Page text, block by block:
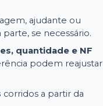
ajudante ou
se necessário.
quantidade e NF
podem reajustar
corridos a partir da